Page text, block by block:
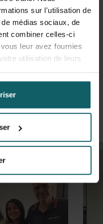
sur l'utilisation de
médias sociaux, de
combiner celles-ci
leur avez fournies
utilisation de leurs
un meilleur traitement.
nouvelle